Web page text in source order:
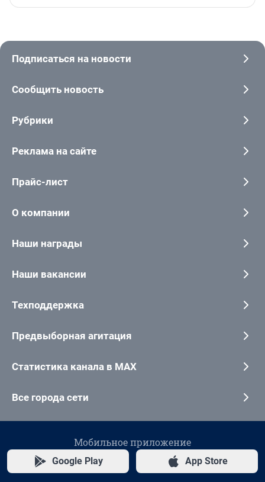
Подписаться на новости
Сообщить новость
Рубрики
Реклама на сайте
Прайс-лист
О компании
Наши награды
Наши вакансии
Техподдержка
Предвыборная агитация
Статистика канала в MAX
Все города сети
Мобильное приложение
Google Play App Store